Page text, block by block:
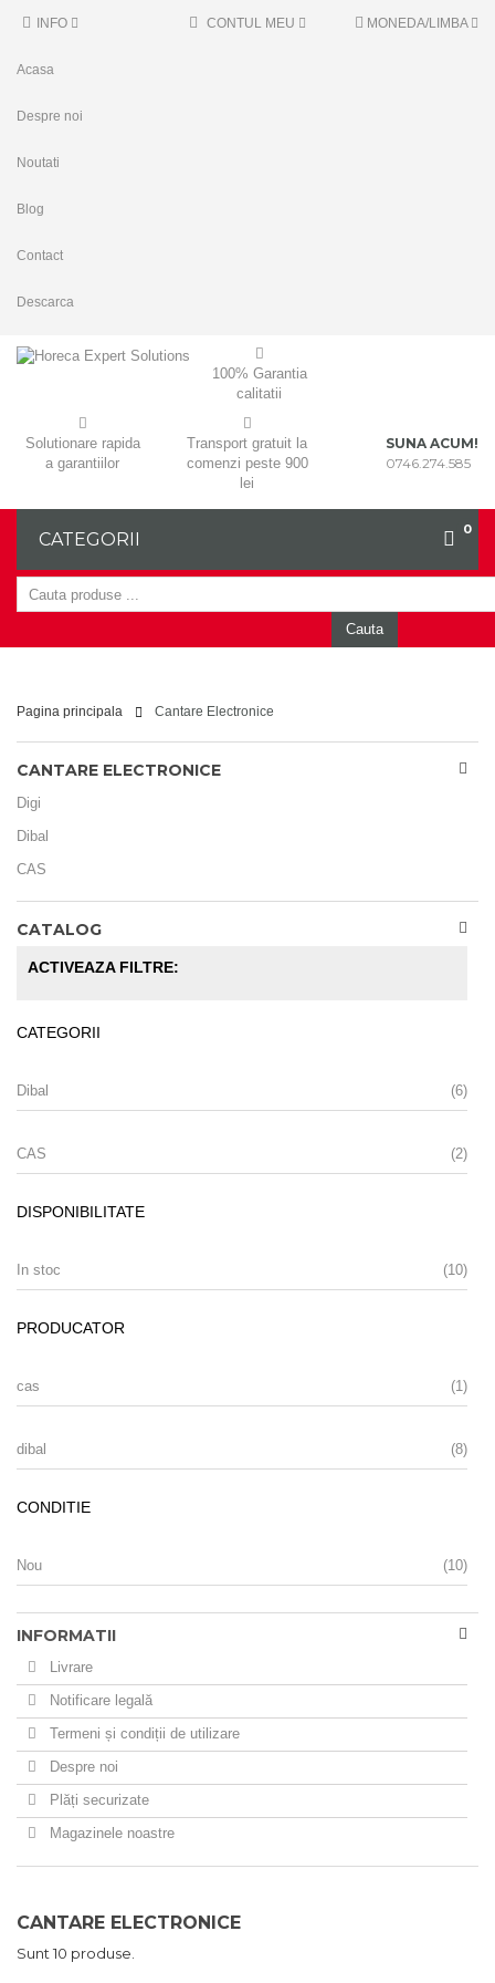
INFO
Acasa
Despre noi
Noutati
Blog
Contact
Descarca
MONEDA/LIMBA
CONTUL MEU
100% Garantia
calitatii
Solutionare rapida
a garantiilor
Transport gratuit la
comenzi peste 900
lei
SUNA ACUM!
0746.274.585
CATEGORII
Cauta
0
Pagina principala Cantare Electronice
CANTARE ELECTRONICE
Digi
Dibal
CAS
CATALOG
ACTIVEAZA FILTRE:
CATEGORII
Dibal (6)
CAS (2)
DISPONIBILITATE
In stoc (10)
PRODUCATOR
cas (1)
dibal (8)
CONDITIE
Nou (10)
INFORMATII
Livrare
Notificare legală
Termeni și condiții de utilizare
Despre noi
Plăți securizate
Magazinele noastre
CANTARE ELECTRONICE
Sunt 10 produse.